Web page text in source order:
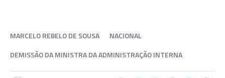
MARCELO REBELO DE SOUSA
NACIONAL
DEMISSÃO DA MINISTRA DA ADMINISTRAÇÃO INTERNA